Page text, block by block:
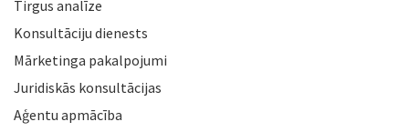
Tirgus analīze
Konsultāciju dienests
Mārketinga pakalpojumi
Juridiskās konsultācijas
Aģentu apmācība